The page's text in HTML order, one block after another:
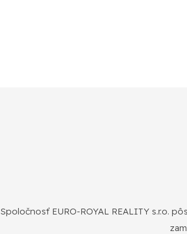
Spoločnosť EURO-ROYAL REALITY s.r.o.